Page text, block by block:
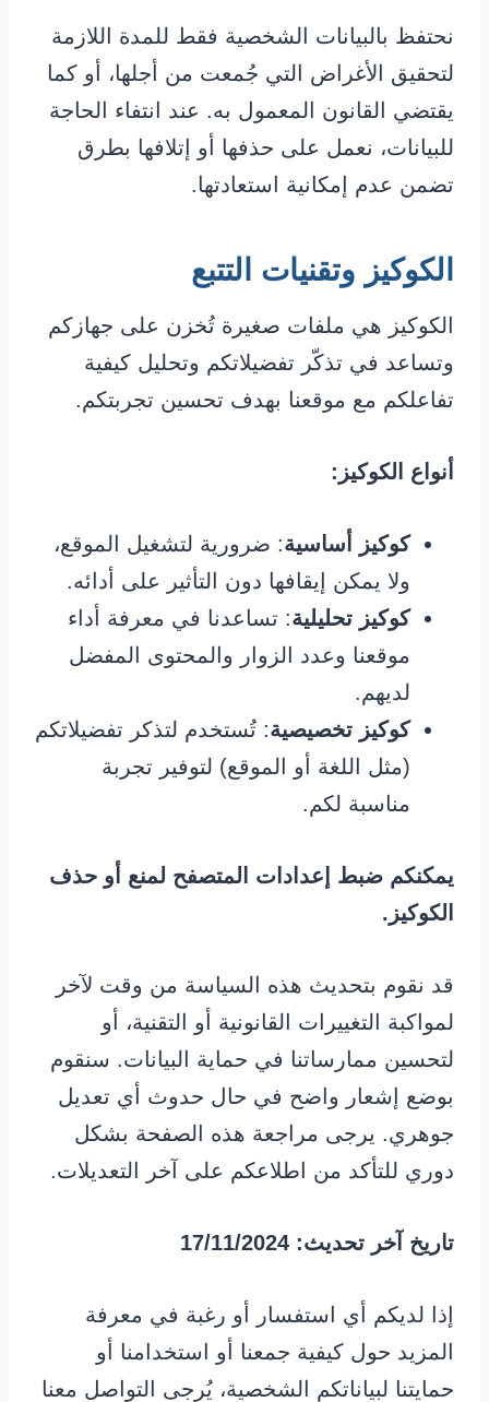
نحتفظ بالبيانات الشخصية فقط للمدة اللازمة
لتحقيق الأغراض التي جُمعت من أجلها، أو كما
يقتضي القانون المعمول به. عند انتفاء الحاجة
للبيانات، نعمل على حذفها أو إتلافها بطرق
تضمن عدم إمكانية استعادتها.
الكوكيز وتقنيات التتبع
الكوكيز هي ملفات صغيرة تُخزن على جهازكم
وتساعد في تذكّر تفضيلاتكم وتحليل كيفية
تفاعلكم مع موقعنا بهدف تحسين تجربتكم.
أنواع الكوكيز:
كوكيز أساسية: ضرورية لتشغيل الموقع،
ولا يمكن إيقافها دون التأثير على أدائه.
كوكيز تحليلية: تساعدنا في معرفة أداء
موقعنا وعدد الزوار والمحتوى المفضل
لديهم.
كوكيز تخصيصية: تُستخدم لتذكر تفضيلاتكم
(مثل اللغة أو الموقع) لتوفير تجربة
مناسبة لكم.
يمكنكم ضبط إعدادات المتصفح لمنع أو حذف
الكوكيز.
قد نقوم بتحديث هذه السياسة من وقت لآخر
لمواكبة التغييرات القانونية أو التقنية، أو
لتحسين ممارساتنا في حماية البيانات. سنقوم
بوضع إشعار واضح في حال حدوث أي تعديل
جوهري. يرجى مراجعة هذه الصفحة بشكل
دوري للتأكد من اطلاعكم على آخر التعديلات.
تاريخ آخر تحديث: 17/11/2024
إذا لديكم أي استفسار أو رغبة في معرفة
المزيد حول كيفية جمعنا أو استخدامنا أو
حمايتنا لبياناتكم الشخصية، يُرجى التواصل معنا